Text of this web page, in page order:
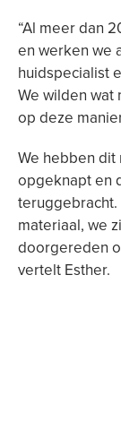
“Al meer dan
en werken we
huidspecialist
We wilden wat
op deze
We hebben
opgeknapt en
materiaal, we
doorgereden
vertelt Esther.